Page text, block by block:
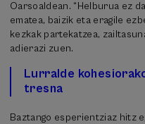
Oarsoaldean. “Helburua ez
ematea, baizik eta eragile
kezkak partekatzea,
adierazi zuen.
Lurralde
tresna
Baztango esperientziaz hitz